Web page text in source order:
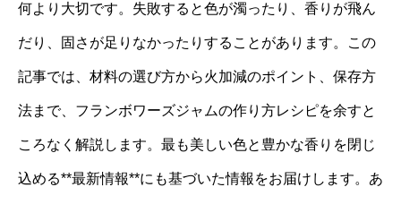
何より大切です。失敗すると色が濁ったり、香りが飛ん
だり、固さが足りなかったりすることがあります。この
記事では、材料の選び方から火加減のポイント、保存方
法まで、フランボワーズジャムの作り方レシピを余すと
ころなく解説します。最も美しい色と豊かな香りを閉じ
込める**最新情報**にも基づいた情報をお届けします。あ